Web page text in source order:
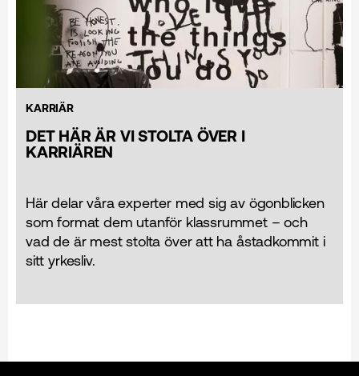
KARRIÄR
DET HÄR ÄR VI STOLTA ÖVER I
KARRIÄREN
Här delar våra experter med sig av ögonblicken
som format dem utanför klassrummet – och
vad de är mest stolta över att ha åstadkommit i
sitt yrkesliv.